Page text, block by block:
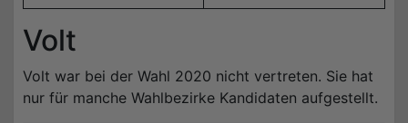
Volt
Volt war bei der Wahl 2020 nicht vertreten. Sie hat
nur für manche Wahlbezirke Kandidaten aufgestellt.